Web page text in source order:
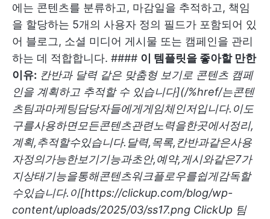
에는 콘텐츠를 분류하고, 마감일을 추적하고, 책임
을 할당하는 5개의 사용자 정의 필드가 포함되어 있
어 블로그, 소셜 미디어 게시물 또는 캠페인을 관리
하는 데 적합합니다. #### 이 템플릿을 좋아할 만한
이유: 칸반과 달력 같은 맞춤형 보기로 콘텐츠 캠페
인을 계획하고 추적할 수 있습니다](/%href/는콘텐
츠팀과마케팅담당자들에게게임체인저입니다.이도
구를사용하면모든콘텐츠관련노력을한곳에서정리,
계획,추적할수있습니다.달력,목록,칸반과같은사용
자정의가능한보기기능과초안,예약,게시와같은7가
지상태기능을통해콘텐츠워크플로우를쉽게감독할
수있습니다.이[https://clickup.com/blog/wp-
content/uploads/2025/03/ss17.png ClickUp 팀